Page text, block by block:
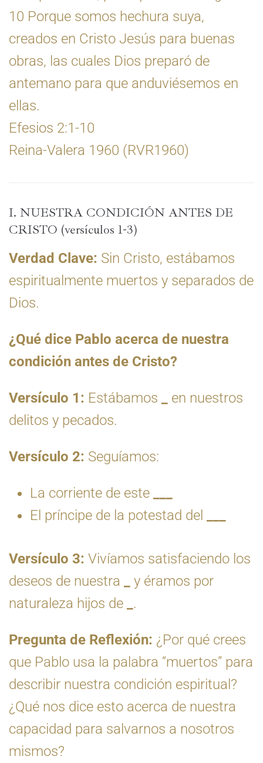
10 Porque somos hechura suya,
creados en Cristo Jesús para buenas
obras, las cuales Dios preparó de
antemano para que anduviésemos en
ellas.
Efesios 2:1-10
Reina-Valera 1960 (RVR1960)
I. NUESTRA CONDICIÓN ANTES DE
CRISTO (versículos 1-3)
Verdad Clave: Sin Cristo, estábamos
espiritualmente muertos y separados de
Dios.
¿Qué dice Pablo acerca de nuestra
condición antes de Cristo?
Versículo 1: Estábamos
en nuestros
delitos y pecados.
Versículo 2: Seguíamos:
La corriente de este
El príncipe de la potestad del
Versículo 3: Vivíamos satisfaciendo los
deseos de nuestra
y éramos por
naturaleza hijos de
.
Pregunta de Reflexión: ¿Por qué crees
que Pablo usa la palabra “muertos” para
describir nuestra condición espiritual?
¿Qué nos dice esto acerca de nuestra
capacidad para salvarnos a nosotros
mismos?